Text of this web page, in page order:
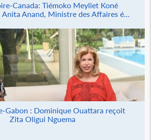
Canada: Tiémoko Meyliet Koné
Anita Anand, Ministre des Affaires é...
Gabon : Dominique Ouattara reçoit
Zita Oligui Nguema